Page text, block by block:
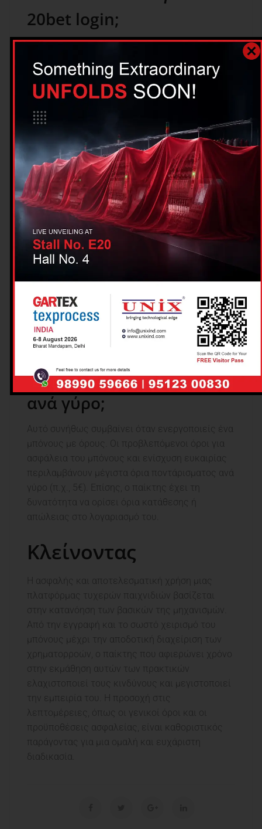
20bet login;
Στη σελίδα login, θα υπάρχει συνήθως μια
επιλογή “Πρόβλημα με την είσοδο;”. Κάνε κλικ
εκεί. Μπορεί να ζητηθεί να εισάγεις τον αριθμό
του κινητού σου τηλεφώνου που έδωσες κατά
ασφαλείας για να επαναφέρεις τα στοιχεία σου.
Εναλλακτικά, επικοινώνησε με το support.
Πρέπει να δηλώσω τα
κέρδη στους φόρους μου;
Σημαντικό:Στην Ελλάδα, τα τυχερά παιχνίδια
υπόκεινται σε ειδικό φόρο. Ωστόσο, για παίκτες
που παίζουν σε καζίνο με άδεια από Κουρασάο
(όχι ΕΕ), δεν υπάρχει αυτόματη παρακράτηση.
δηλώσεις στον Εφοριακό σου. Συμβουλέψου
έναν λογιστή.
Γιατί έχω περιορισμό στο
πόσα μπορώ να ποντάρω
ανά γύρο;
Αυτό συνήθως συμβαίνει όταν ενεργοποιείς ένα
μπόνους με όρους. Οι προβλεπόμενοι όροι για
ασφάλεια του μπόνους και ενίσχυση ευκαιρίας
περιλαμβάνουν μέγιστα όρια ποντάρισματος ανά
γύρο (π.χ., 5€). Επίσης, ο παίκτης έχει τη
δυνατότητα να ορίσει όρια κατάθεσης ή
απώλειας στο λογαριασμό του.
Κλείνοντας
Η ασφαλής και αποτελεσματική χρήση μιας
πλατφόρμας τυχερών παιχνιδιών βασίζεται
στην κατανόηση των βασικών της μηχανισμών.
Από την εγγραφή και το σωστό χειρισμό του
μπόνους μέχρι την αποδοτική διαχείριση των
χρηματορροών, ο παίκτης που αφιερώνει χρόνο
στην εκμάθηση αυτών των πρακτικών
ελαχιστοποιεί τους κινδύνους και μεγιστοποιεί
την εμπειρία του. Η προσοχή στις
λεπτομέρειες, όπως οι γενικοί όροι και οι
προϋποθέσεις ασφαλείας, είναι καθοριστικός
παράγοντας για μια ομαλή και ευχάριστη
διαδικασία.